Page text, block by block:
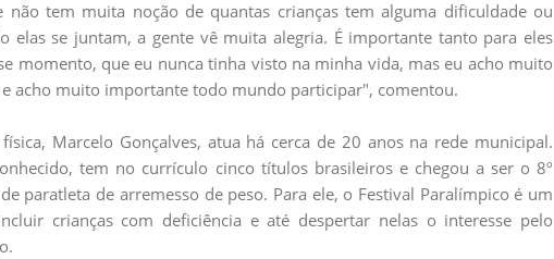
não tem muita noção de quantas crianças tem alguma dificuldade ou
elas se juntam, a gente vê muita alegria. É importante tanto para eles
momento, que eu nunca tinha visto na minha vida, mas eu acho muito
acho muito importante todo mundo participar", comentou.
Marcelo Gonçalves, atua há cerca de 20 anos na rede municipal.
tem no currículo cinco títulos brasileiros e chegou a ser o 8º
paratleta de arremesso de peso. Para ele, o Festival Paralímpico é um
crianças com deficiência e até despertar nelas o interesse pelo